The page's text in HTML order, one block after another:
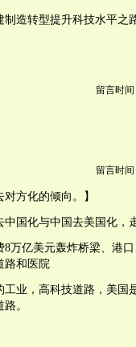
造转型提升科技水平之
留言时间
留言时间
方化的倾向。】
国化与中国去美国化，
万亿美元轰炸桥梁、港
路和医院
业，高科技道路，美国
。